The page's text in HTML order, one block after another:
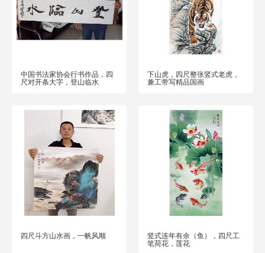
中国书法家协会行书作品，四
尺对开条大字，登山临水
下山虎，四尺整张竖式老虎，
兼工带写精品国画
四尺斗方山水画，一帆风顺
竖式连年有余（鱼），四尺工
笔荷花，莲花